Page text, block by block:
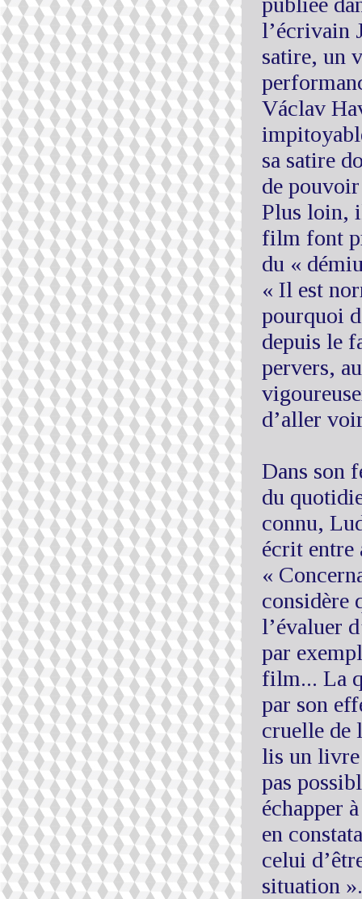
l’écrivain
satire, un
Václav
sa satire
de
Plus loin,
film font
du «
« Il est
pourquoi
depuis le
pervers,
d’aller
Dans son
du
connu,
écrit entre
«
considère
l’évaluer
par
film... La
par son
cruelle de
lis un livre
pas
échapper
en
celui
situation ».